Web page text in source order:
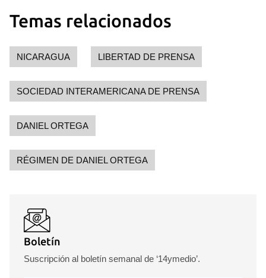
Temas relacionados
NICARAGUA LIBERTAD DE PRENSA
SOCIEDAD INTERAMERICANA DE PRENSA
DANIEL ORTEGA
RÉGIMEN DE DANIEL ORTEGA
Boletín
Suscripción al boletín semanal de ‘14ymedio’.